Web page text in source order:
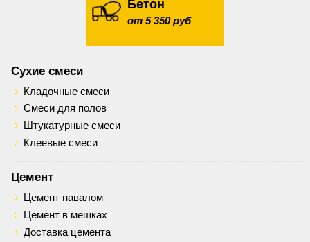
Бетон
от 5 350 руб
Сухие смеси
Кладочные смеси
Смеси для полов
Штукатурные смеси
Клеевые смеси
Цемент
Цемент навалом
Цемент в мешках
Доставка цемента